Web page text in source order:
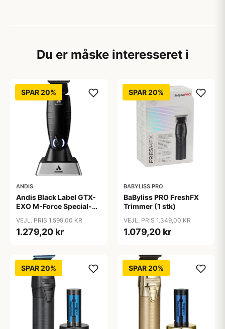
Du er måske interesseret i
SPAR 20%
ANDIS
Andis Black Label GTX-
EXO M-Force Special-
Trimmer
VEJL. PRIS 1.599,00 KR
1.279,20 kr
SPAR 20%
BABYLISS PRO
BaByliss PRO FreshFX
Trimmer (1 stk)
VEJL. PRIS 1.349,00 KR
1.079,20 kr
SPAR 20% SPAR 20%